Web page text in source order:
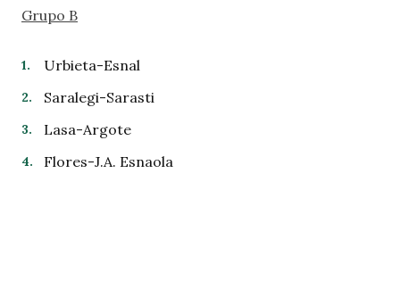
Grupo B
Urbieta-Esnal
Saralegi-Sarasti
Lasa-Argote
Flores-J.A. Esnaola